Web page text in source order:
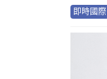
即時國際